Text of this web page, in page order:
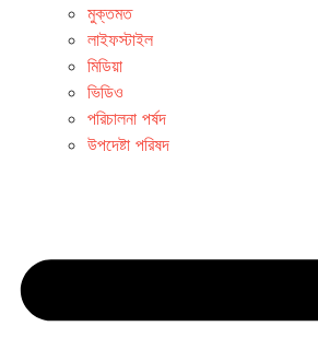
মুক্তমত
লাইফস্টাইল
মিডিয়া
ভিডিও
পরিচালনা পর্ষদ
উপদেষ্টা পরিষদ